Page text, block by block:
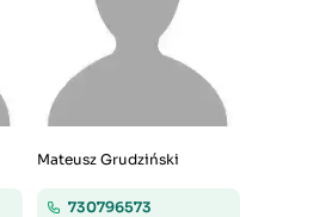
Mateusz Grudziński
730796573